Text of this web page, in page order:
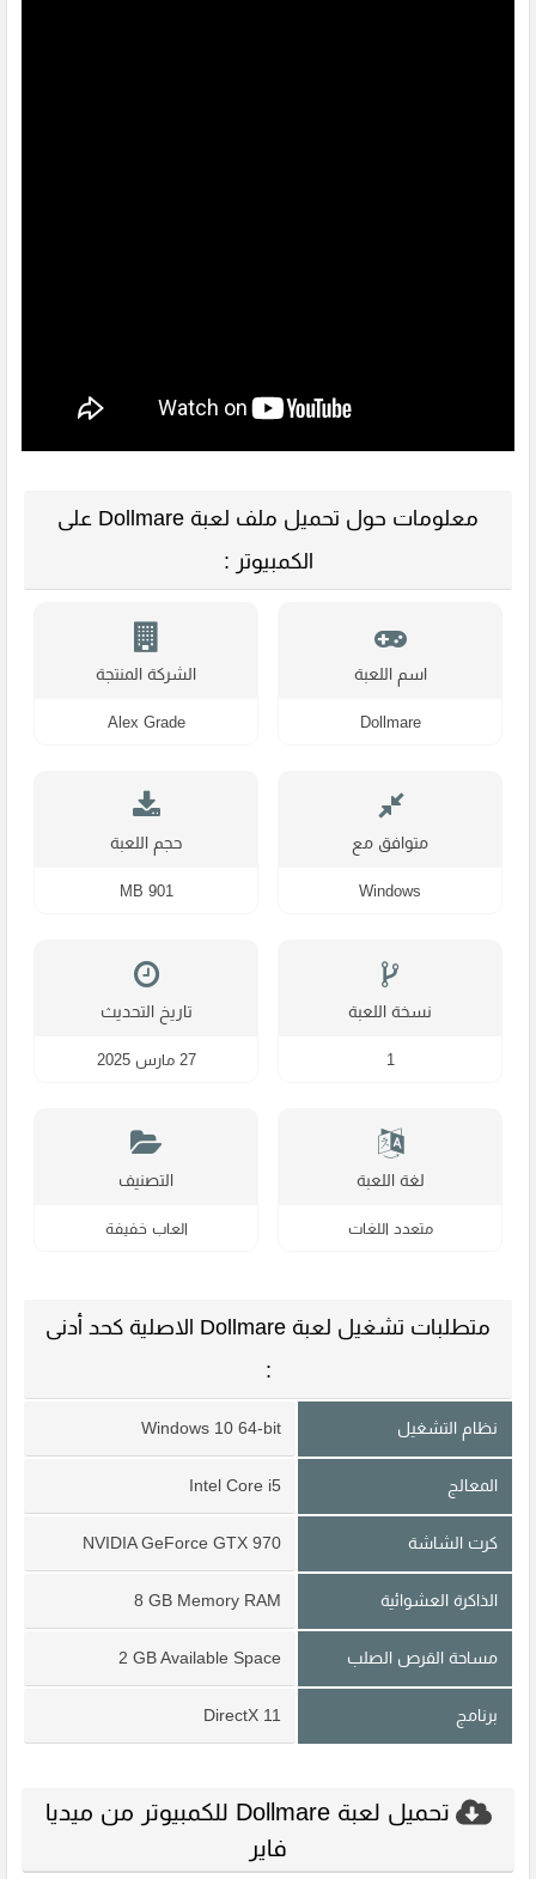
معلومات حول تحميل ملف لعبة Dollmare على
الكمبيوتر :
اسم اللعبة
Dollmare
الشركة المنتجة
Alex Grade
متوافق مع
Windows
حجم اللعبة
901 MB
نسخة اللعبة
1
تاريخ التحديث
27 مارس 2025
لغة اللعبة
متعدد اللغات
التصنيف
العاب خفيفة
متطلبات تشغيل لعبة Dollmare الاصلية كحد أدنى
:
نظام التشغيل Windows 10 64-bit
المعالج Intel Core i5
كرت الشاشة NVIDIA GeForce GTX 970
الذاكرة العشوائية 8 GB Memory RAM
مساحة القرص الصلب 2 GB Available Space
برنامج DirectX 11
تحميل لعبة Dollmare للكمبيوتر من ميديا
فاير